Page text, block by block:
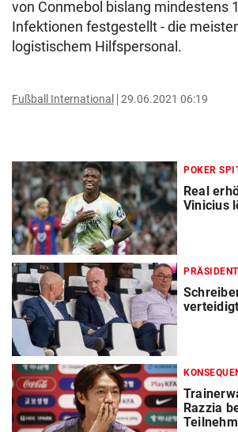
von Conmebol bislang mindestens
Infektionen festgestellt - die
logistischem Hilfspersonal.
Fußball International 29.06.2021 06:19
POKER
Real
Vinicius
Razzia